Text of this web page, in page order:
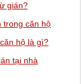
gián?
trong căn hộ
hộ là gì?
tại nhà